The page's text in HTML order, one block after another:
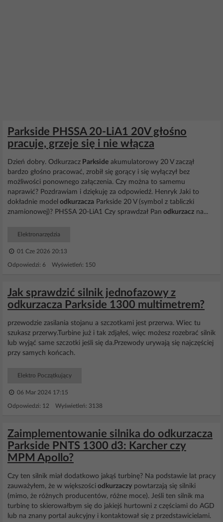
Parkside PHSSA 20-LiA1 20V głośno
pracuje, grzeje się i nie włącza
Dzień dobry. Odkurzacz Parkside akumulatorowy 20 V zaczął
bardzo głośno pracować, zrobił się gorący i się wyłączył bez
możliwości ponownego załączenia. Czy można to samemu
naprawić? Pozdrawiam i dziękuję za odpowiedź. Henryk Jaki to
dokładnie model odkurzacza Parkside 20 V (symbol z tabliczki
znamionowej)? PHSSA 20-LiA1 Czy sprawdzał Pan odkurzacz na...
Elektronarzędzia
01 Cze 2026 20:13
Odpowiedzi: 6 Wyświetleń: 150
Jak sprawdzić silnik jednofazowy z
odkurzacza Parkside 1300 multimetrem?
przewodzie zasilania stojanu a szczotkami jest przerwa. Wiec tu
szukasz przerwy.Turbine już i tak zdjąłeś, więc możesz rozebrać silnik
lub wyjąć same szczotki jeśli się da.Przewody urywają się najczęściej
przy samych końcach.
Elektro Początkujący
06 Mar 2024 17:15
Odpowiedzi: 12 Wyświetleń: 3138
Zaimplementowanie silnika do odkurzacza
Parkside PNTS 1300 d3: Karcher czy
MPM Apollo?
Czy ten silnik miał dodatkowo jakąś turbinę? Na podstawie lat pracy
zauważyłem, że w większości odkurzaczy powtarzają się silniki
(mimo, że różnych producentów, różne moce). Jeśli ten silnik ma
turbinę to skierowałbym się do jakiejś hurtowni z częściami do AGD
lub na znany portal aukcyjny i kontaktował się z przedstawicielami.